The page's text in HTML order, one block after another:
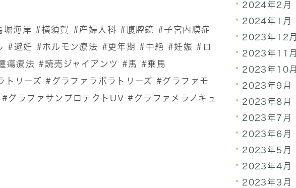
堀海岸 #横須賀 #産婦人科 #腹腔鏡 #子宮内膜症
#避妊 #ホルモン療法 #更年期 #中絶 #妊娠 #ロ
瘍療法 #読売ジャイアンツ #馬
#乗馬
トリーズ #グラファラボラトリーズ #グラファモ
#グラファサンプロテクトUV #グラファメラノキュ
2024年2月
2024年1月
2023年12月
2023年11月
2023年10月
2023年9月
2023年8月
2023年7月
2023年6月
2023年5月
2023年4月
2023年3月